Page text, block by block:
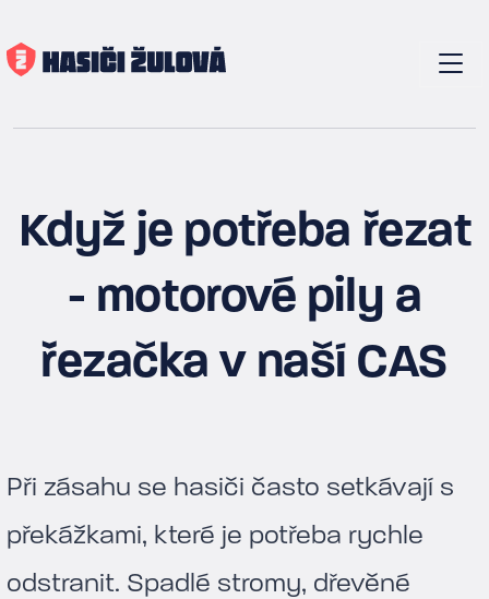
Když je potřeba řezat
- motorové pily a
řezačka v naší CAS
Při zásahu se hasiči často setkávají s
překážkami, které je potřeba rychle
odstranit. Spadlé stromy, dřevěné